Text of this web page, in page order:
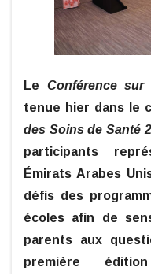
Le Conférence
tenue hier dans le
des Soins de Santé
participants
Émirats Arabes
défis des
écoles afin de
parents aux
première